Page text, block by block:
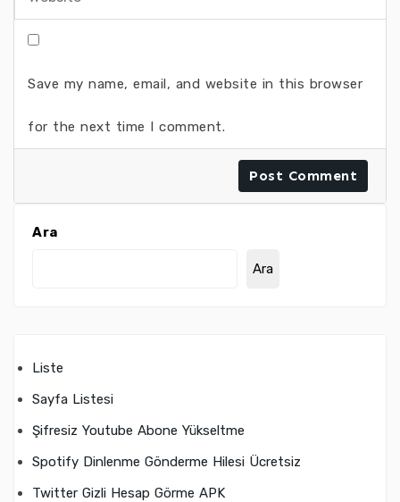
Save my name, email, and website in this browser
for the next time I comment.
Ara
Ara
Liste
Sayfa Listesi
Şifresiz Youtube Abone Yükseltme
Spotify Dinlenme Gönderme Hilesi Ücretsiz
Twitter Gizli Hesap Görme APK